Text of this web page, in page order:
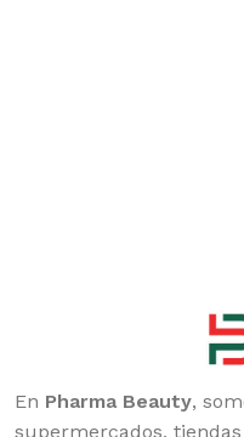
En Pharma Beauty,
supermercados,